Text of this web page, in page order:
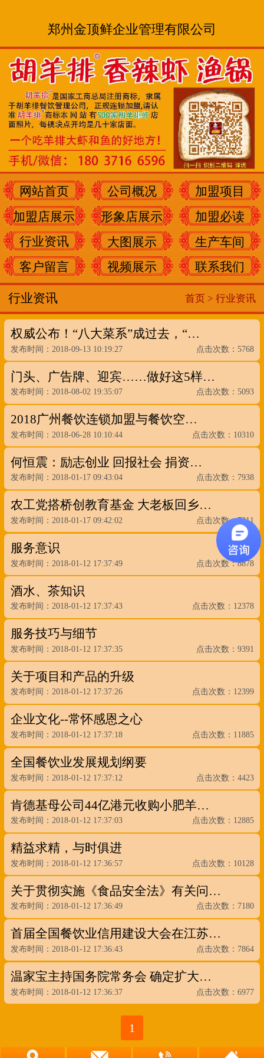
郑州金顶鲜企业管理有限公司
网站首页 公司概况
加盟项目
加盟店展示
形象店展示
加盟必读
行业资讯
大图展示
生产车间
客户留言
视频展示 联系我们
行业资讯 行业资讯
首页 >
权威公布！“八大菜系”成过去，“…
发布时间：2018-09-13 10:19:27 点击次数：5768
门头、广告牌、迎宾……做好这5样…
发布时间：2018-08-02 19:35:07 点击次数：5093
2018广州餐饮连锁加盟与餐饮空…
发布时间：2018-06-28 10:10:44 点击次数：10310
何恒震：励志创业 回报社会 捐资…
发布时间：2018-01-17 09:43:04 点击次数：7938
农工党搭桥创教育基金 大老板回乡…
发布时间：2018-01-17 09:42:02 点击次数：7311
服务意识
发布时间：2018-01-12 17:37:49 点击次数：8878
酒水、茶知识
发布时间：2018-01-12 17:37:43 点击次数：12378
服务技巧与细节
发布时间：2018-01-12 17:37:35 点击次数：9391
关于项目和产品的升级
发布时间：2018-01-12 17:37:26 点击次数：12399
企业文化--常怀感恩之心
发布时间：2018-01-12 17:37:18 点击次数：11885
全国餐饮业发展规划纲要
发布时间：2018-01-12 17:37:12 点击次数：4423
肯德基母公司44亿港元收购小肥羊…
发布时间：2018-01-12 17:37:03 点击次数：12885
精益求精，与时俱进
发布时间：2018-01-12 17:36:57 点击次数：10128
关于贯彻实施《食品安全法》有关问…
发布时间：2018-01-12 17:36:49 点击次数：7180
首届全国餐饮业信用建设大会在江苏…
发布时间：2018-01-12 17:36:43 点击次数：7864
温家宝主持国务院常务会 确定扩大…
发布时间：2018-01-12 17:36:37 点击次数：6977
1